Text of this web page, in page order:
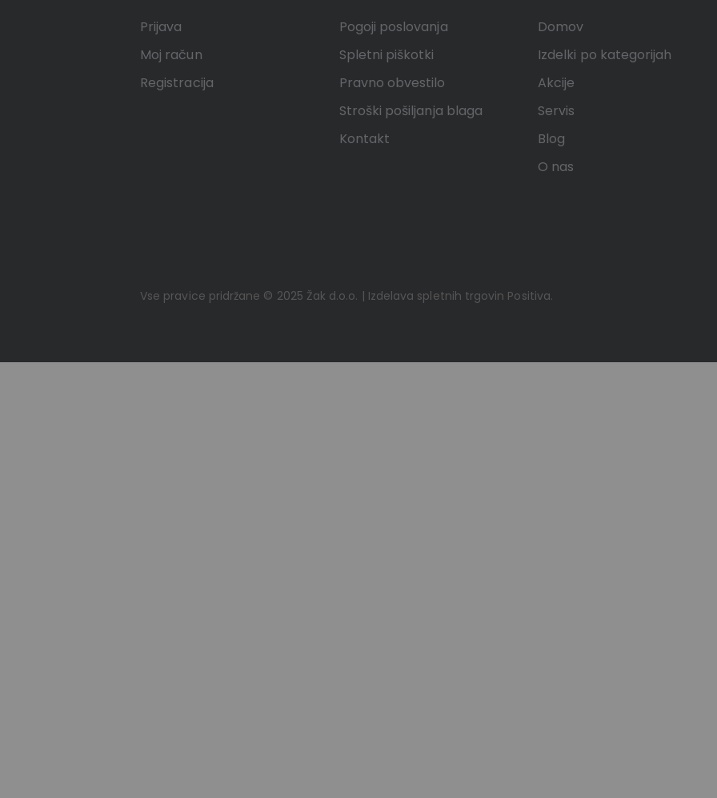
Prijava
Moj račun
Registracija
Pogoji poslovanja
Spletni piškotki
Pravno obvestilo
Stroški pošiljanja blaga
Kontakt
Domov
Izdelki po kategorijah
Akcije
Servis
Blog
O nas
Vse pravice pridržane © 2025 Žak d.o.o. | Izdelava spletnih trgovin Positiva.